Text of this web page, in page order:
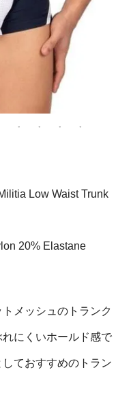
Low Waist Trunk
20% Elastane
メッシュのトランク
にくいホールド感で
ておすすめのトラン